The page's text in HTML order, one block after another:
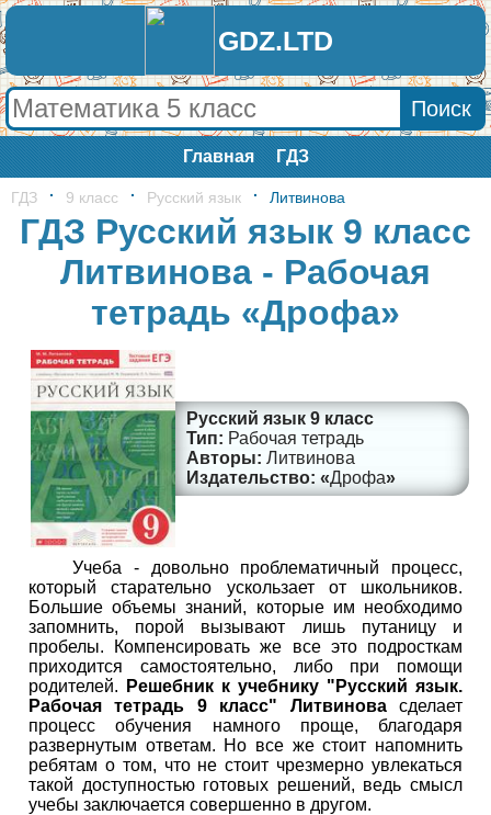
GDZ.LTD
Главная ГДЗ
ГДЗ 9 класс Русский язык Литвинова
ГДЗ Русский язык 9 класс
Литвинова - Рабочая
тетрадь «Дрофа»
Русский язык 9 класс
Рабочая тетрадь
Литвинова
Дрофа
Учеба - довольно проблематичный процесс,
который старательно ускользает от школьников.
Большие объемы знаний, которые им необходимо
запомнить, порой вызывают лишь путаницу и
пробелы. Компенсировать же все это подросткам
приходится самостоятельно, либо при помощи
родителей.
Решебник к учебнику "Русский язык.
Рабочая тетрадь 9 класс" Литвиновасделает
процесс обучения намного проще, благодаря
развернутым ответам. Но все же стоит напомнить
ребятам о том, что не стоит чрезмерно увлекаться
такой доступностью готовых решений, ведь смысл
учебы заключается совершенно в другом.